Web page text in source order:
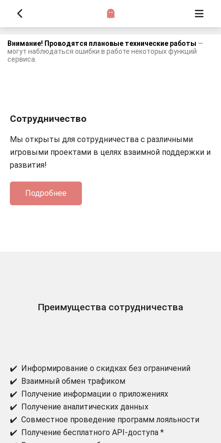
Внимание! Проводятся плановые технические работы —
могут наблюдаться ошибки в работе некоторых функций
сервиса.
Сотрудничество
Мы открыты для сотрудничества с различными
игровыми проектами в целях взаимной поддержки и
развития!
Подробнее
Преимущества сотрудничества
✔️ Информирование о скидках без ограничений
✔️ Взаимный обмен трафиком
✔️ Получение информации о приложениях
✔️ Получение аналитических данных
✔️ Совместное проведение программ лояльности
✔️ Получение бесплатного API-доступа *